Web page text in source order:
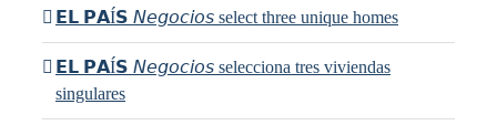
𝗘𝗟 𝗣𝗔Í𝗦 𝘕𝘦𝘨𝘰𝘤𝘪𝘰𝘴 select three unique homes
𝗘𝗟 𝗣𝗔Í𝗦 𝘕𝘦𝘨𝘰𝘤𝘪𝘰𝘴 selecciona tres viviendas
singulares